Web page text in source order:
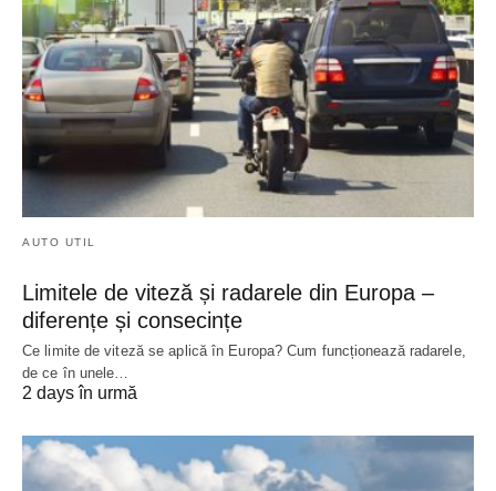
AUTO UTIL
Limitele de viteză și radarele din Europa –
diferențe și consecințe
Ce limite de viteză se aplică în Europa? Cum funcționează radarele,
de ce în unele…
2 days în urmă